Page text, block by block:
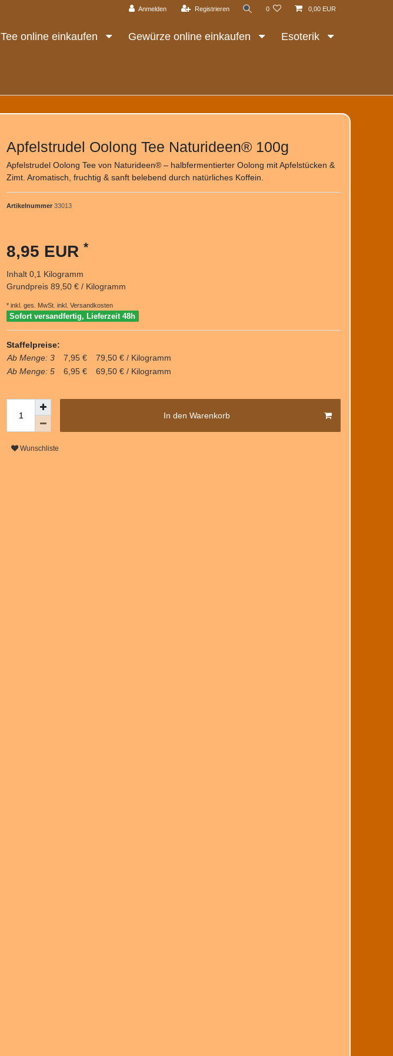
Anmelden Registrieren 0 0,00 EUR
Tee online einkaufen Gewürze online einkaufen Esoterik
Apfelstrudel Oolong Tee Naturideen® 100g
Apfelstrudel Oolong Tee von Naturideen® – halbfermentierter Oolong mit Apfelstücken &
Zimt. Aromatisch, fruchtig & sanft belebend durch natürliches Koffein.
Artikelnummer 33013
8,95 EUR *
Inhalt 0,1 Kilogramm
Grundpreis 89,50 € / Kilogramm
* inkl. ges. MwSt. inkl. Versandkosten
Sofort versandfertig, Lieferzeit 48h
Staffelpreise:
Ab Menge: 3
7,95 €
79,50 € / Kilogramm
Ab Menge: 5
6,95 € 69,50 € / Kilogramm
In den Warenkorb
Wunschliste